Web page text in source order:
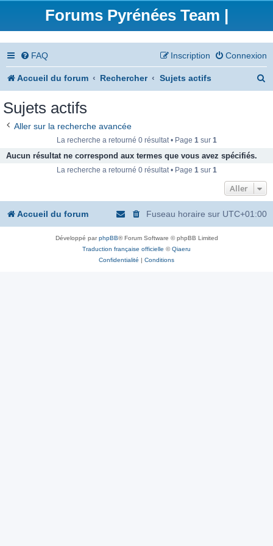
Forums Pyrénées Team |
FAQ Connexion
Inscription
Accueil du forum Rechercher Sujets actifs
e
Sujets actifs
Aller sur la recherche avancée
La recherche a retourné 0 résultat • Page 1sur 1
Aucun résultat ne correspond aux termes que vous avez spécifiés.
La recherche a retourné 0 résultat • Page 1sur 1
Aller
Accueil du forum Fuseau horaire sur UTC+01:00
Développé parphpBB® Forum Software © phpBB Limited
Traduction française officielle ©Qiaeru
Confidentialité | Conditions